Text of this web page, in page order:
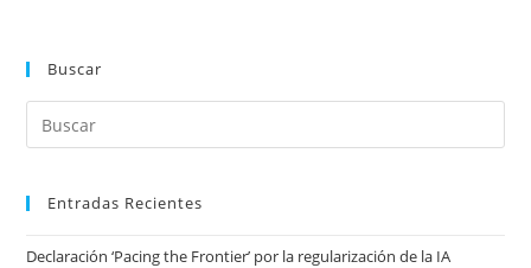
Buscar
Entradas Recientes
Declaración ‘Pacing the Frontier’ por la regularización de la IA